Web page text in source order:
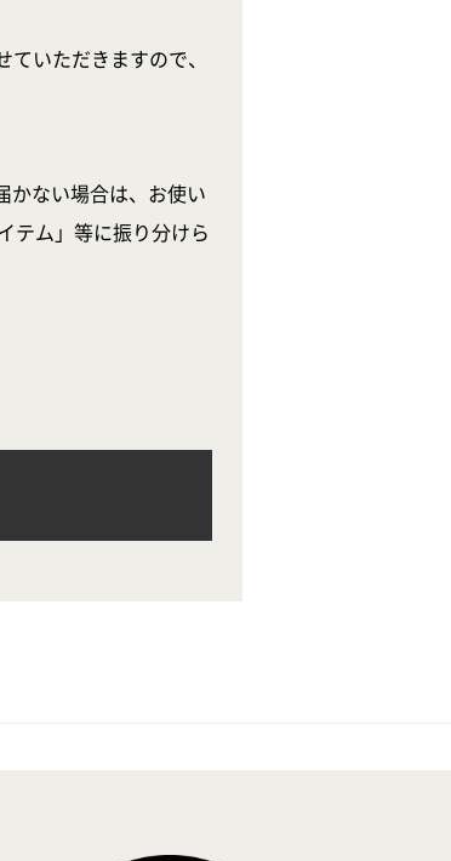
いただきますので、
かない場合は、お使い
テム」等に振り分けら